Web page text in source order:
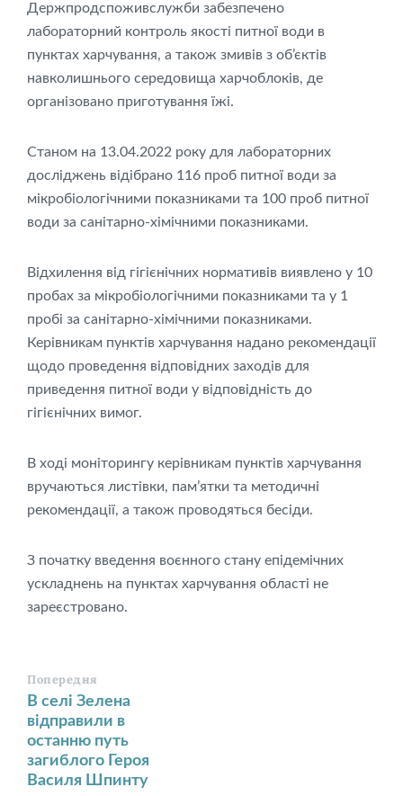
Держпродспоживслужби забезпечено
лабораторний контроль якості питної води в
пунктах харчування, а також змивів з об’єктів
навколишнього середовища харчоблоків, де
організовано приготування їжі.
Станом на 13.04.2022 року для лабораторних
досліджень відібрано 116 проб питної води за
мікробіологічними показниками та 100 проб питної
води за санітарно-хімічними показниками.
Відхилення від гігієнічних нормативів виявлено у 10
пробах за мікробіологічними показниками та у 1
пробі за санітарно-хімічними показниками.
Керівникам пунктів харчування надано рекомендації
щодо проведення відповідних заходів для
приведення питної води у відповідність до
гігієнічних вимог.
В ході моніторингу керівникам пунктів харчування
вручаються листівки, пам’ятки та методичні
рекомендації, а також проводяться бесіди.
З початку введення воєнного стану епідемічних
ускладнень на пунктах харчування області не
зареєстровано.
Попередня
В селі Зелена
відправили в
останню путь
загиблого Героя
Василя Шпинту